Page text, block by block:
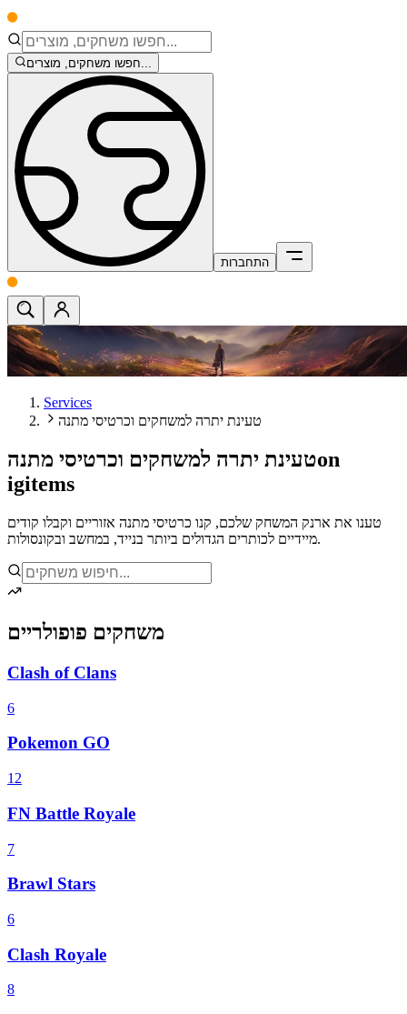
חפשו משחקים, מוצרים...
התחברות
Services
טעינת יתרה למשחקים וכרטיסי מתנה
טעינת יתרה למשחקים וכרטיסי מתנהon
igitems
טענו את ארנק המשחק שלכם, קנו כרטיסי מתנה אזוריים וקבלו קודים
מיידיים לכותרים הגדולים ביותר בנייד, במחשב ובקונסולות.
משחקים פופולריים
Clash of Clans
6
Pokemon GO
12
FN Battle Royale
7
Brawl Stars
6
Clash Royale
8